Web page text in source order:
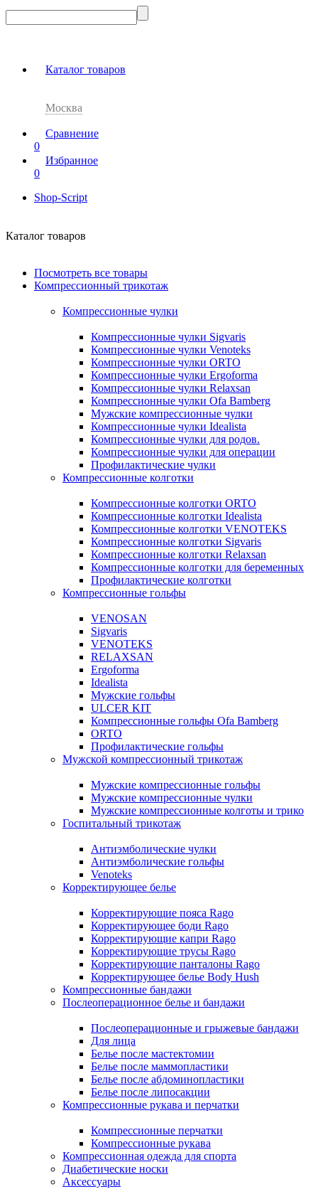
Каталог товаров
Москва
Сравнение
0
Избранное
0
Shop-Script
Каталог товаров
Посмотреть все товары
Компрессионный трикотаж
Компрессионные чулки
Компрессионные чулки Sigvaris
Компрессионные чулки Venoteks
Компрессионные чулки ORTO
Компрессионные чулки Ergoforma
Компрессионные чулки Relaxsan
Компрессионные чулки Ofa Bamberg
Мужские компрессионные чулки
Компрессионные чулки Idealista
Компрессионные чулки для родов.
Компрессионные чулки для операции
Профилактические чулки
Компрессионные колготки
Компрессионные колготки ORTO
Компрессионные колготки Idealista
Компрессионные колготки VENOTEKS
Компрессионные колготки Sigvaris
Компрессионные колготки Relaxsan
Компрессионные колготки для беременных
Профилактические колготки
Компрессионные гольфы
VENOSAN
Sigvaris
VENOTEKS
RELAXSAN
Ergoforma
Idealista
Мужские гольфы
ULCER KIT
Компрессионные гольфы Ofa Bamberg
ORTO
Профилактические гольфы
Мужской компрессионный трикотаж
Мужские компрессионные гольфы
Мужские компрессионные чулки
Мужские компрессионные колготы и трико
Госпитальный трикотаж
Антиэмболические чулки
Антиэмболические гольфы
Venoteks
Корректирующее белье
Корректирующие пояса Rago
Корректирующее боди Rago
Корректирующие капри Rago
Корректирующие трусы Rago
Корректирующие панталоны Rago
Корректирующее белье Body Hush
Компрессионные бандажи
Послеоперационное белье и бандажи
Послеоперационные и грыжевые бандажи
Для лица
Белье после мастектомии
Белье после маммопластики
Белье после абдоминопластики
Белье после липосакции
Компрессионные рукава и перчатки
Компрессионные перчатки
Компрессионные рукава
Компрессионная одежда для спорта
Диабетические носки
Аксессуары